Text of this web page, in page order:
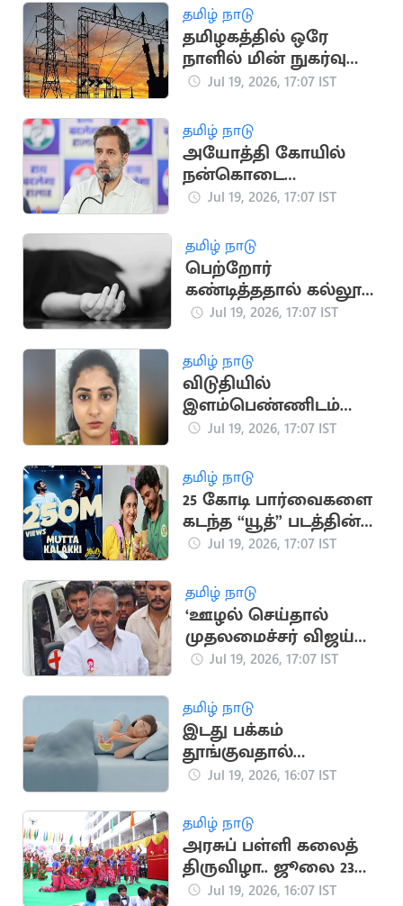
தமிழ் நாடு
தமிழகத்தில் ஒரே
நாளில் மின் நுகர்வு
475.45 மில்லியன்
Jul 19, 2026, 17:07 IST
தமிழ் நாடு
அயோத்தி கோயில்
நன்கொடை
விவகாரம்: பிரதமருக்கு
Jul 19, 2026, 17:07 IST
தமிழ் நாடு
பெற்றோர்
கண்டித்ததால் கல்லூரி
மாணவி தற்கொலை
Jul 19, 2026, 17:07 IST
தமிழ் நாடு
விடுதியில்
இளம்பெண்ணிடம்
நகை திருடிய
Jul 19, 2026, 17:07 IST
தமிழ் நாடு
25 கோடி பார்வைகளை
கடந்த “யூத்” படத்தின்
“முட்ட கலக்கி” பாடல்
Jul 19, 2026, 17:07 IST
தமிழ் நாடு
‘ஊழல் செய்தால்
முதலமைச்சர் விஜய்
நீக்கிவிடுவார்’..
Jul 19, 2026, 17:07 IST
தமிழ் நாடு
இடது பக்கம்
தூங்குவதால்
கிடைக்கும் முக்கிய
Jul 19, 2026, 16:07 IST
தமிழ் நாடு
அரசுப் பள்ளி கலைத்
திருவிழா.. ஜூலை 23
முதல் தொடக்கம்
Jul 19, 2026, 16:07 IST